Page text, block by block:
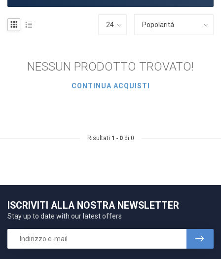
NESSUN PRODOTTO TROVATO!
CONTINUA ACQUISTI
Risultati 1 - 0di 0
ISCRIVITI ALLA NOSTRA NEWSLETTER
Stay up to date with our latest offers